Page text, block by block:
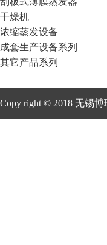
干燥机
浓缩蒸发设备
成套生产设备系列
其它产品系列
Copy right © 2018 无锡